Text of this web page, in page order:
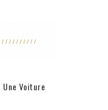
Voiture